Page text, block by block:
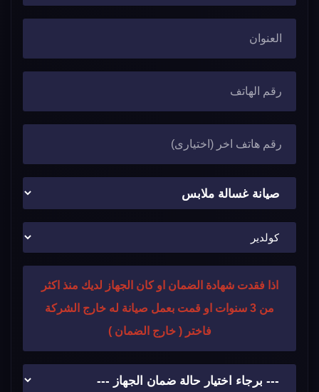
اذا فقدت شهادة الضمان او كان الجهاز لديك منذ اكثر
من 3 سنوات او قمت بعمل صيانة له خارج الشركة
فاختر ( خارج الضمان )